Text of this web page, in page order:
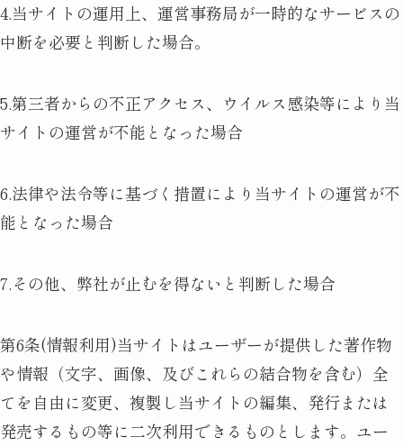
4.当サイトの運用上、運営事務局が一時的なサービスの
中断を必要と判断した場合。
5.第三者からの不正アクセス、ウイルス感染等により当
サイトの運営が不能となった場合
6.法律や法令等に基づく措置により当サイトの運営が不
能となった場合
7.その他、弊社が止むを得ないと判断した場合
第6条(情報利用)当サイトはユーザーが提供した著作物
や情報（文字、画像、及びこれらの結合物を含む）全
てを自由に変更、複製し当サイトの編集、発行または
発売するもの等に二次利用できるものとします。ユー